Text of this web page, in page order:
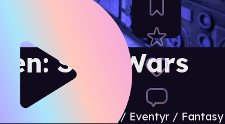
Star Wars
/ TV-filmer / Action / Eventyr / Fantasy